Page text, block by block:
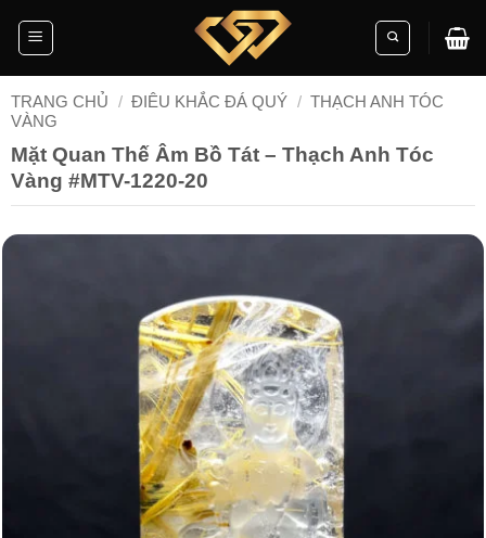
TRANG CHỦ / ĐIÊU KHẮC ĐÁ QUÝ / THẠCH ANH TÓC
VÀNG
Mặt Quan Thế Âm Bồ Tát – Thạch Anh Tóc
Vàng #MTV-1220-20